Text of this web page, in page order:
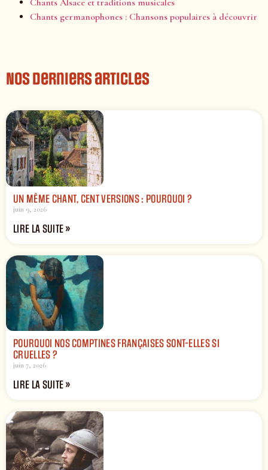
Chants germanophones : Chansons populaires à découvrir
Nos derniers articles
UN MÊME CHANT, CENT VERSIONS : POURQUOI ?
juin 9, 2026
LIRE LA SUITE »
POURQUOI NOS COMPTINES FRANÇAISES SONT-ELLES SI
CRUELLES ?
juin 7, 2026
LIRE LA SUITE »